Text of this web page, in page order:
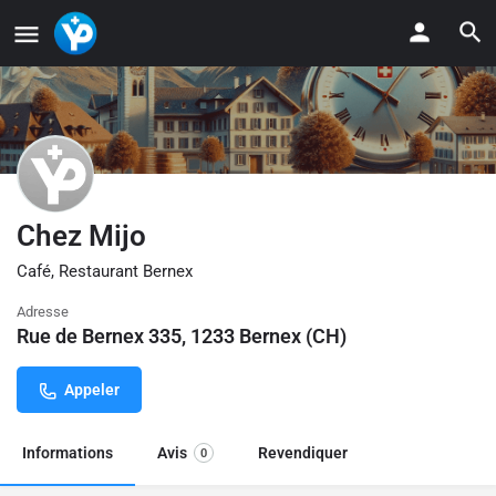
Chez Mijo
Café, Restaurant Bernex
Adresse
Rue de Bernex 335, 1233 Bernex (CH)
Appeler
Informations Avis 0 Revendiquer